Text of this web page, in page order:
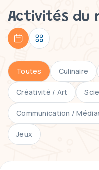
Activités du
Toutes Culinaire
Créativité / Art
Communication /
Jeux